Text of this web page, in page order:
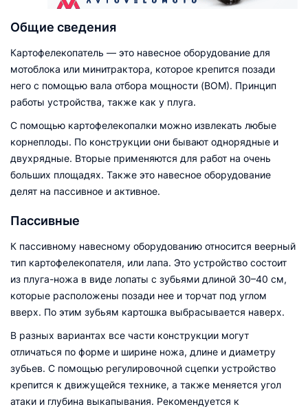
Общие сведения
Картофелекопатель — это навесное оборудование для
мотоблока или минитрактора, которое крепится позади
него с помощью вала отбора мощности (ВОМ). Принцип
работы устройства, также как у плуга.
С помощью картофелекопалки можно извлекать любые
корнеплоды. По конструкции они бывают однорядные и
двухрядные. Вторые применяются для работ на очень
больших площадях. Также это навесное оборудование
делят на пассивное и активное.
Пассивные
К пассивному навесному оборудованию относится веерный
тип картофелекопателя, или лапа. Это устройство состоит
из плуга-ножа в виде лопаты с зубьями длиной 30–40 см,
которые расположены позади нее и торчат под углом
вверх. По этим зубьям картошка выбрасывается наверх.
В разных вариантах все части конструкции могут
отличаться по форме и ширине ножа, длине и диаметру
зубьев. С помощью регулировочной сцепки устройство
крепится к движущейся технике, а также меняется угол
атаки и глубина выкапывания. Рекомендуется к